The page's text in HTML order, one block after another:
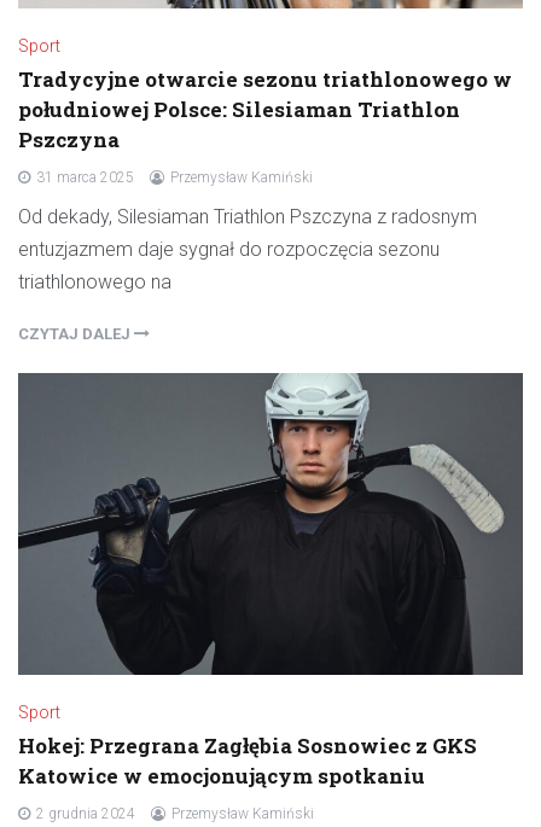
Sport
Tradycyjne otwarcie sezonu triathlonowego w
południowej Polsce: Silesiaman Triathlon
Pszczyna
31 marca 2025 Przemysław Kamiński
Od dekady, Silesiaman Triathlon Pszczyna z radosnym
entuzjazmem daje sygnał do rozpoczęcia sezonu
triathlonowego na
CZYTAJ DALEJ
Sport
Hokej: Przegrana Zagłębia Sosnowiec z GKS
Katowice w emocjonującym spotkaniu
2 grudnia 2024 Przemysław Kamiński